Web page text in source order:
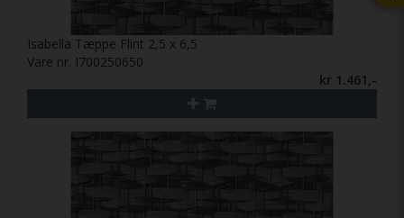
Isabella Tæppe Flint 2,5 x 6,5
Vare nr. I700250650
kr 1.461,-